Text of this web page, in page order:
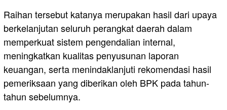
Raihan tersebut katanya merupakan hasil dari upaya
berkelanjutan seluruh perangkat daerah dalam
memperkuat sistem pengendalian internal,
meningkatkan kualitas penyusunan laporan
keuangan, serta menindaklanjuti rekomendasi hasil
pemeriksaan yang diberikan oleh BPK pada tahun-
tahun sebelumnya.